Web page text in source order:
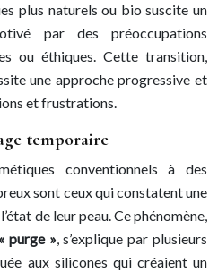
plus naturels ou bio suscite un
par des préoccupations
ou éthiques. Cette transition,
une approche progressive et
et frustrations.
temporaire
conventionnels à des
sont ceux qui constatent une
de leur peau. Ce phénomène,
purge », s’explique par plusieurs
aux silicones qui créaient un